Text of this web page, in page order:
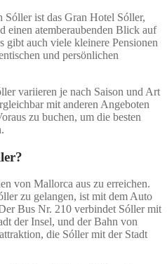
Sóller ist das Gran Hotel Sóller,
einen atemberaubenden Blick auf
gibt auch viele kleinere Pensionen
und persönlichen
variieren je nach Saison und Art
mit anderen Angeboten
zu buchen, um die besten
von Mallorca aus zu erreichen.
zu gelangen, ist mit dem Auto
Bus Nr. 210 verbindet Sóller mit
der Insel, und der Bahn von
die Sóller mit der Stadt